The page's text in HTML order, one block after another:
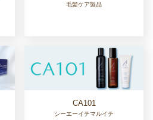
毛髪ケア製品
CA101
シーエーイチマルイチ